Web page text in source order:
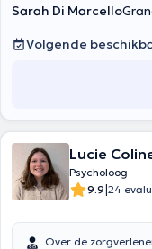
Sarah Di Marcello
Volgende
Lucie
Psycholoog
9.9|24
Over de